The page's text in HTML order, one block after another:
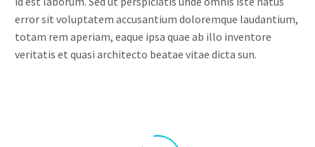
error sit voluptatem accusantium doloremque laudantium,
totam rem aperiam, eaque ipsa quae ab illo inventore
veritatis et quasi architecto beatae vitae dicta sun.